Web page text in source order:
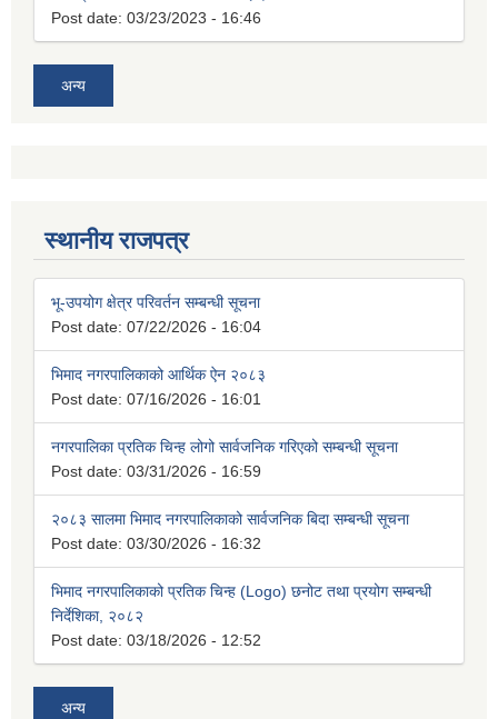
Post date: 03/23/2023 - 16:46
अन्य
स्थानीय राजपत्र
भू-उपयोग क्षेत्र परिवर्तन सम्बन्धी सूचना
Post date: 07/22/2026 - 16:04
भिमाद नगरपालिकाको आर्थिक ऐन २०८३
Post date: 07/16/2026 - 16:01
नगरपालिका प्रतिक चिन्ह लोगो सार्वजनिक गरिएको सम्बन्धी सूचना
Post date: 03/31/2026 - 16:59
२०८३ सालमा भिमाद नगरपालिकाको सार्वजनिक बिदा सम्बन्धी सूचना
Post date: 03/30/2026 - 16:32
भिमाद नगरपालिकाको प्रतिक चिन्ह (Logo) छनोट तथा प्रयोग सम्बन्धी
निर्देशिका, २०८२
Post date: 03/18/2026 - 12:52
अन्य